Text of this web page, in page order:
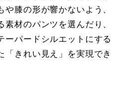
膝の形が響かないよう、
材のパンツを選んだり、
ーパードシルエットにする
「きれい見え」を実現でき